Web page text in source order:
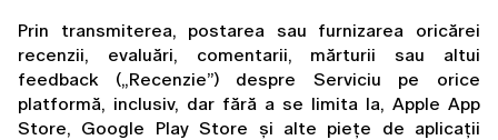
Prin transmiterea, postarea sau furnizarea oricărei
recenzii, evaluări, comentarii, mărturii sau altui
feedback („Recenzie”) despre Serviciu pe orice
platformă, inclusiv, dar fără a se limita la, Apple App
Store, Google Play Store și alte piețe de aplicații